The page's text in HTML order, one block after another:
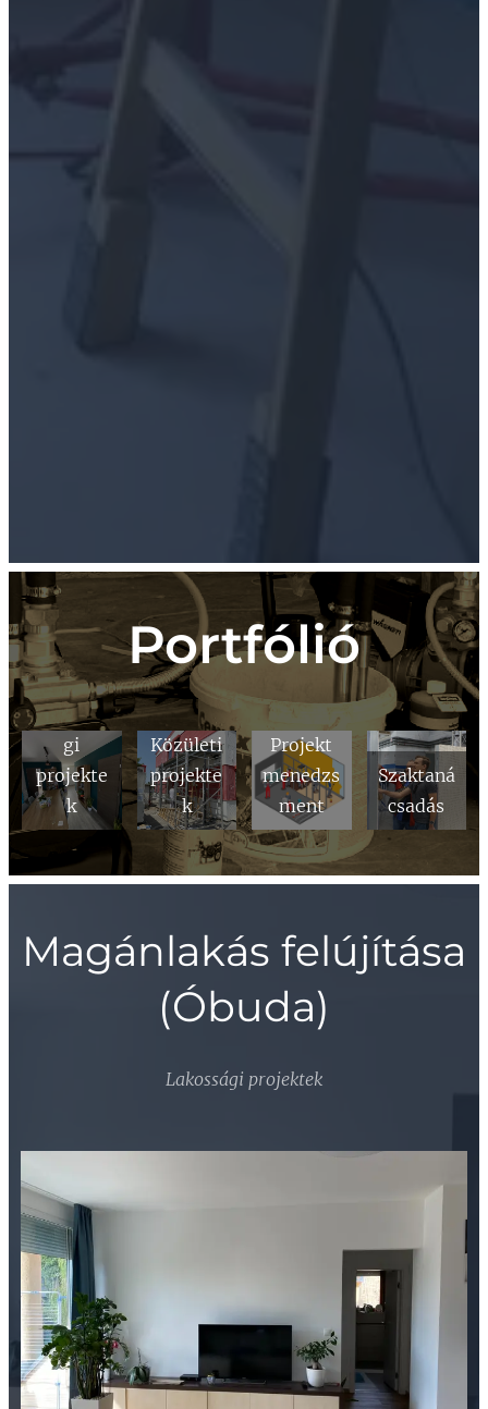
Portfólió
Lakossá
gi
projekte
k
Közületi
projekte
k
Projekt
menedzs
ment
Szaktaná
csadás
Magánlakás felújítása
(Óbuda)
Lakossági projektek